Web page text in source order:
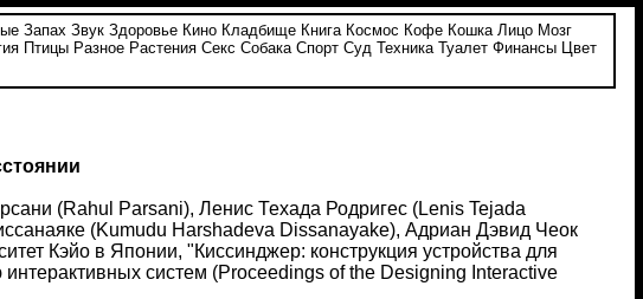
Запах Звук Здоровье Кино Кладбище Книга Космос Кофе Кошка Лицо Мозг
Птицы Разное Растения Секс Собака Спорт Суд Техника Туалет Финансы
Цвет
(Rahul Parsani), Ленис Техада Родригес (Lenis Tejada
(Kumudu Harshadeva Dissanayake), Адриан Дэвид Чеок
Кэйо в Японии, "Киссинджер: конструкция устройства для
систем (Proceedings of the Designing Interactive